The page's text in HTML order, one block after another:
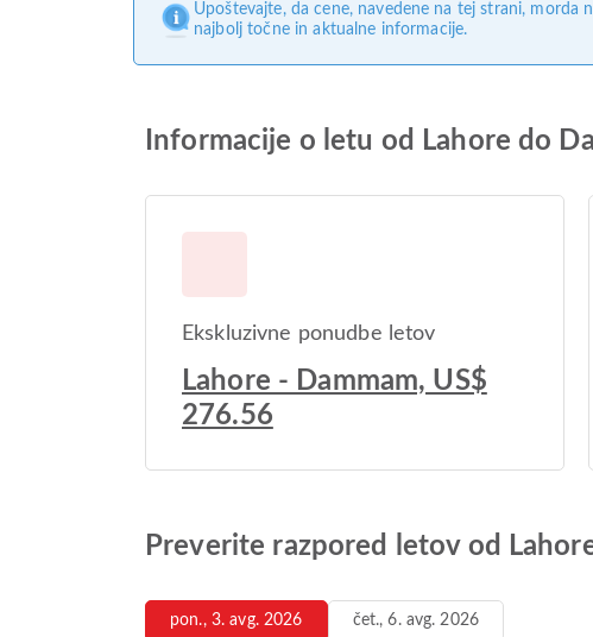
Upoštevajte, da cene, navedene na tej strani, morda
najbolj točne in aktualne informacije.
Informacije o letu od Lahore do
Ekskluzivne ponudbe letov
Lahore - Dammam, US$
276.56
Preverite razpored letov od
pon., 3. avg. 2026 čet., 6. avg. 2026